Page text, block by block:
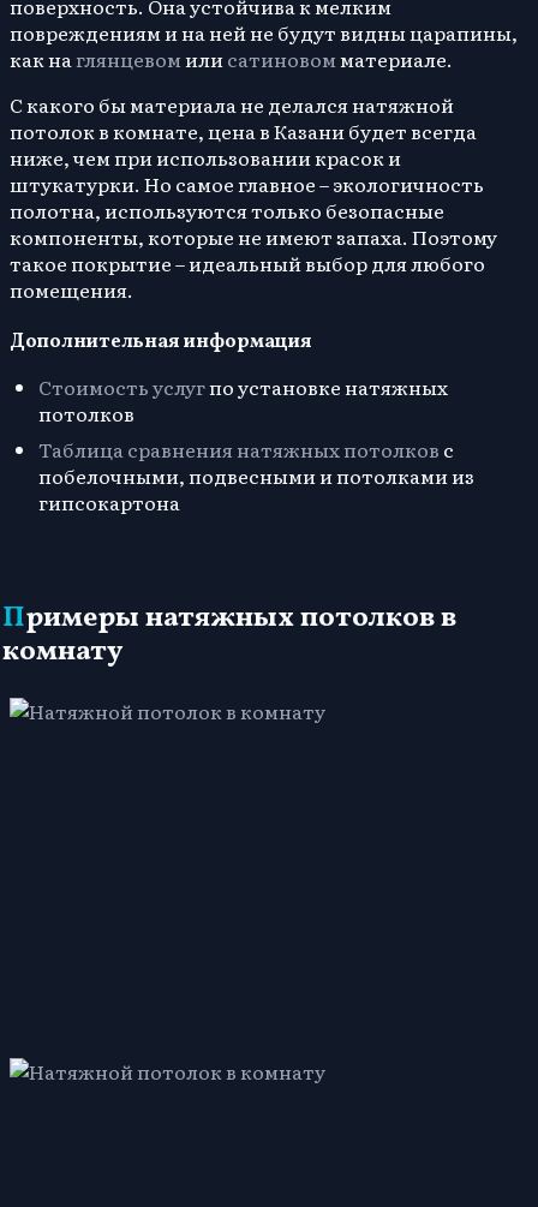
поверхность. Она устойчива к мелким
повреждениям и на ней не будут видны царапины,
как наглянцевомилисатиновомматериале.
С какого бы материала не делался натяжной
потолок в комнате, цена в Казани будет всегда
ниже, чем при использовании красок и
штукатурки. Но самое главное – экологичность
полотна, используются только безопасные
компоненты, которые не имеют запаха. Поэтому
такое покрытие – идеальный выбор для любого
помещения.
Дополнительная информация
Стоимость услугпо установке натяжных
потолков
Таблица сравнения натяжных потолков с
побелочными, подвесными и потолками из
гипсокартона
Примеры натяжных потолков в
комнату